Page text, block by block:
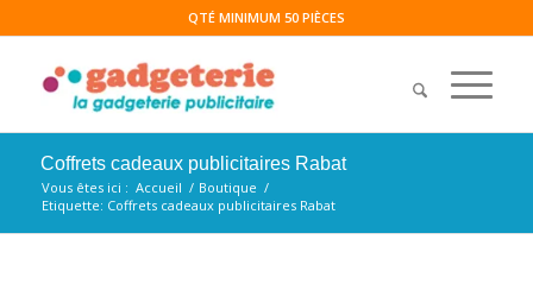
QTÉ MINIMUM 50 PIÈCES
Coffrets cadeaux publicitaires Rabat
Vous êtes ici : Accueil / Boutique /
Etiquette: Coffrets cadeaux publicitaires Rabat